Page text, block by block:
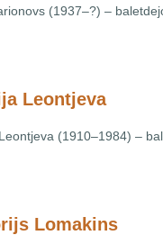
(1937–?) –
Leontjeva
(1910–1984) –
Lomakins